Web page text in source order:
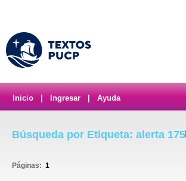
Inicio Ingresar Ayuda
Búsqueda por Etiqueta: alerta 175
Páginas: 1